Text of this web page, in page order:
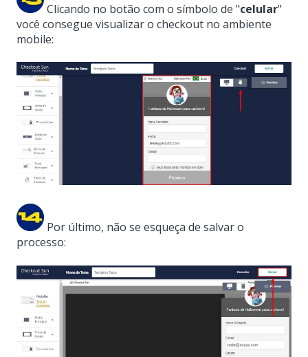
Clicando no botão com o símbolo de "celular"
você consegue visualizar o checkout no ambiente
mobile:
Por último, não se esqueça de salvar o
processo: